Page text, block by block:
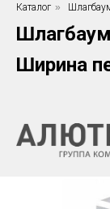
Каталог »
Ширина